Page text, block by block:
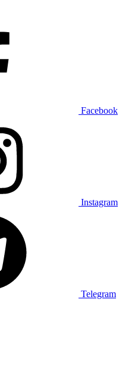
Facebook
Instagram
Telegram